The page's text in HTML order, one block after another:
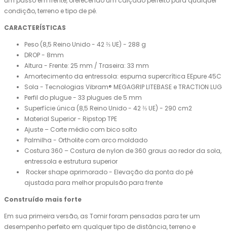
condição, terreno e tipo de pé.
CARACTERÍSTICAS
Peso (8,5 Reino Unido - 42 ⅔ UE) - 288 g
DROP - 8mm
Altura - Frente: 25 mm / Traseira: 33 mm
Amortecimento da entressola: espuma supercrítica EEpure 45C
Sola - Tecnologias Vibram® MEGAGRIP LITEBASE e TRACTION LUG
Perfil do plugue - 33 plugues de 5 mm
Superfície única (8,5 Reino Unido - 42 ⅔ UE) - 290 cm2
Material Superior - Ripstop TPE
Ajuste – Corte médio com bico solto
Palmilha - Ortholite com arco moldado
Costura 360 – Costura de nylon de 360 graus ao redor da sola,
entressola e estrutura superior
Rocker shape aprimorado - Elevação da ponta do pé
ajustada para melhor propulsão para frente
Construído mais forte
Em sua primeira versão, as Tomir foram pensadas para ter um
desempenho perfeito em qualquer tipo de distância, terreno e